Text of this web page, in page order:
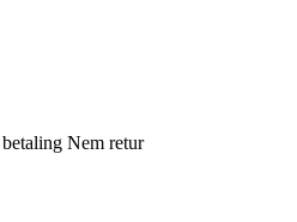
Nem retur